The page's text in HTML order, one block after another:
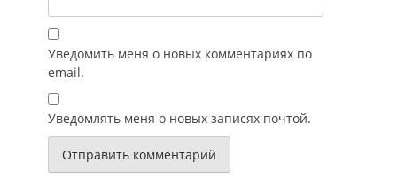
Уведомить меня о новых комментариях по
email.
Уведомлять меня о новых записях почтой.